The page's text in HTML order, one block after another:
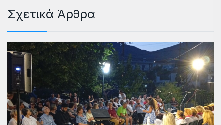
Σχετικά Άρθρα